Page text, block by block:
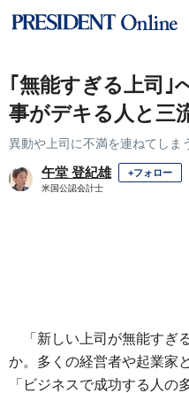
｢無能すぎる上司
事がデキる人と三
異動や上司に不満を連ねてしま
午堂 登紀雄 +フォロー
米国公認会計士
「新しい上司が無能すぎ
か。多くの経営者や起業家
「ビジネスで成功する人の